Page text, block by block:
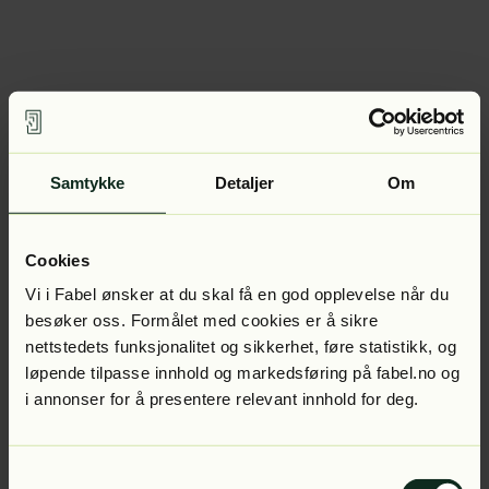
Samtykke Detaljer Om
Cookies
Vi i Fabel ønsker at du skal få en god opplevelse når du
besøker oss. Formålet med cookies er å sikre
nettstedets funksjonalitet og sikkerhet, føre statistikk, og
løpende tilpasse innhold og markedsføring på fabel.no og
i annonser for å presentere relevant innhold for deg.